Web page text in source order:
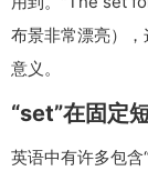
布景非常漂亮）
意义。
“set”在固定
英语中有许多包